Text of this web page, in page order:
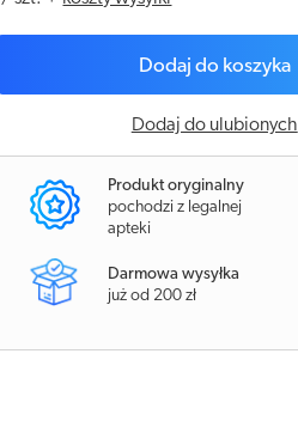
Dodaj do koszyka
Dodaj do ulubionych
Produkt oryginalny
pochodzi z legalnej
apteki
Darmowa wysyłka
już od 200 zł